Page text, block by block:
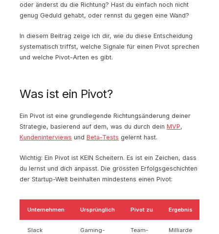
oder änderst du die Richtung? Hast du einfach noch nicht
genug Geduld gehabt, oder rennst du gegen eine Wand?
In diesem Beitrag zeige ich dir, wie du diese Entscheidung
systematisch triffst, welche Signale für einen Pivot sprechen
und welche Pivot-Arten es gibt.
Was ist ein Pivot?
Ein Pivot ist eine grundlegende Richtungsänderung deiner
Strategie, basierend auf dem, was du durch dein MVP,
Kundeninterviews und Beta-Tests gelernt hast.
Wichtig: Ein Pivot ist KEIN Scheitern. Es ist ein Zeichen, dass
du lernst und dich anpasst. Die grössten Erfolgsgeschichten
der Startup-Welt beinhalten mindestens einen Pivot:
Unternehmen Ursprünglich Pivot zu Ergebnis
Slack
Gaming-
Team-
Milliarde